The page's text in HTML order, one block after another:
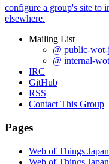
configure a group's site to
elsewhere.
Mailing List
@ public-
@ internal-
IRC
GitHub
RSS
Contact This Group
Pages
Web of Things
Web of Things